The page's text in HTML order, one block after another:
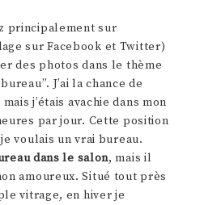
principalement sur
sur Facebook et Twitter)
des photos dans le thème
J’ai la chance de
j’étais avachie dans mon
par jour. Cette position
voulais un vrai bureau.
dans le salon, mais il
amoureux. Situé tout près
vitrage, en hiver je